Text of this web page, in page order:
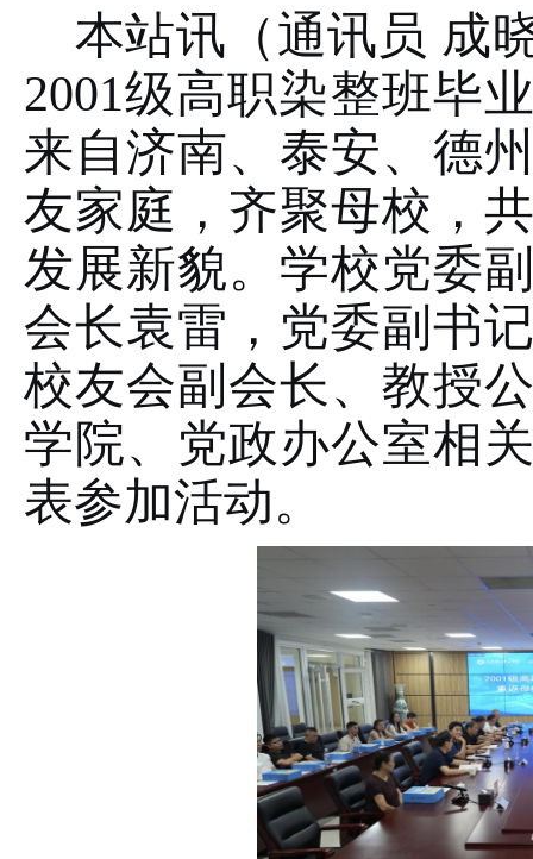
本站讯（通讯员 成
2001级高职染整班毕
来自济南、泰安、德
友家庭，齐聚母校，
发展新貌。学校党委
会长袁雷，党委副书
校友会副会长、教授
学院、党政办公室相
表参加活动。